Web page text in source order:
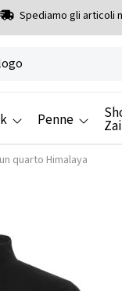
Spediamo gli articoli
Penne
quarto Himalaya